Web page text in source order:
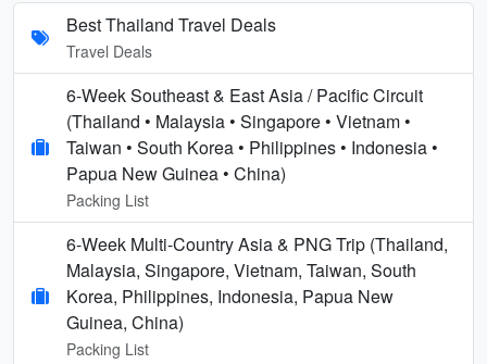
Best Thailand Travel Deals
Travel Deals
6-Week Southeast & East Asia / Pacific Circuit
(Thailand • Malaysia • Singapore • Vietnam •
Taiwan • South Korea • Philippines • Indonesia •
Papua New Guinea • China)
Packing List
6-Week Multi-Country Asia & PNG Trip (Thailand,
Malaysia, Singapore, Vietnam, Taiwan, South
Korea, Philippines, Indonesia, Papua New
Guinea, China)
Packing List